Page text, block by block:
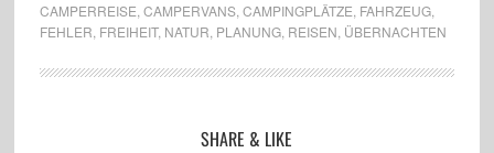
CAMPERREISE CAMPERVANS, CAMPINGPLÄTZE FAHRZEUG,
FEHLER FREIHEIT, NATUR PLANUNG, REISEN ÜBERNACHTEN
SHARE & LIKE